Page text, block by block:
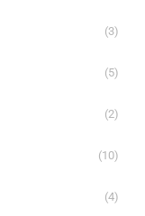
(3)
(5)
(2)
(10)
(4)